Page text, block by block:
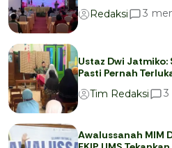
Redaksi
3
Ustaz Dwi
Pasti Pernah
Tim Redaksi
3
Awalussanah MIM